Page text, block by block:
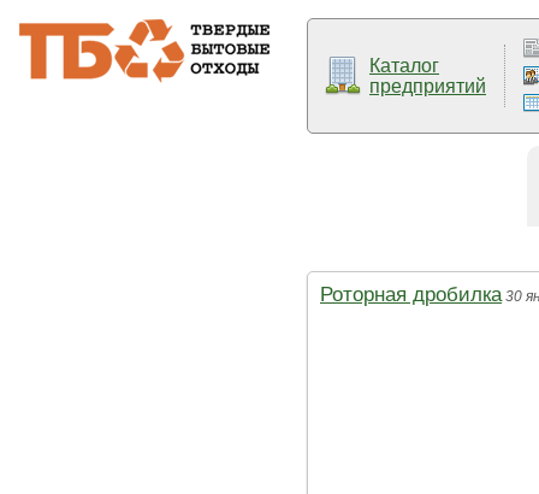
Каталог
предприятий
Роторная дробилка 30